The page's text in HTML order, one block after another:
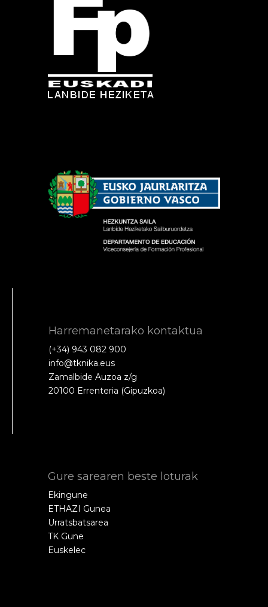
Harremanetarako kontaktua
(+34) 943 082 900
info@tknika.eus
Zamalbide Auzoa z/g
20100 Errenteria (Gipuzkoa)
Gure sarearen beste loturak
Ekingune
ETHAZI Gunea
Urratsbatsarea
TK Gune
Euskelec